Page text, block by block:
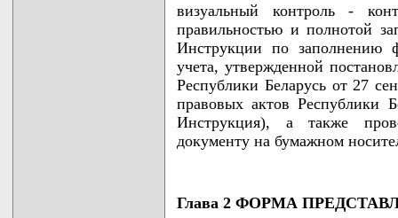
визуальный контроль -
правильностью и полнотой
Инструкции по заполнению
учета, утвержденной
Республики Беларусь от 27
правовых актов Республики
Инструкция), а также
документу на бумажном
Глава 2 ФОРМА